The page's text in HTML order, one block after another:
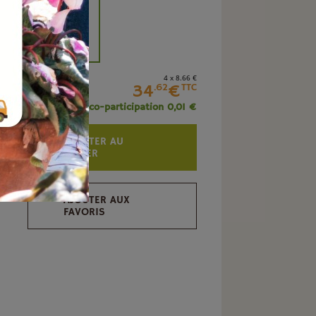
4 x 8.66 €
34.62€TTC
+ éco-participation 0,01 €
AJOUTER AU
PANIER
AJOUTER AUX
FAVORIS